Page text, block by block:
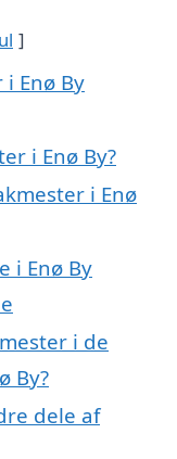
Enø By
i Enø By?
i Enø
i Enø By
i de
By?
dele af